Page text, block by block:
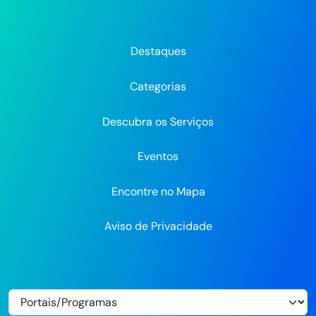
do
Destaques
Categorias
Descubra os Serviços
Eventos
Encontre no Mapa
Aviso de Privacidade